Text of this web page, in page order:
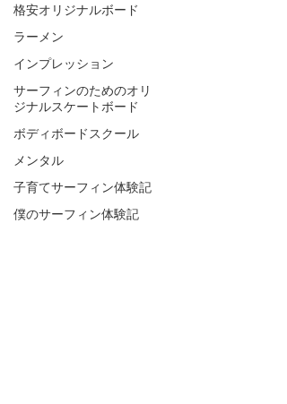
格安オリジナルボード
ラーメン
インプレッション
サーフィンのためのオリ
ジナルスケートボード
ボディボードスクール
メンタル
子育てサーフィン体験記
僕のサーフィン体験記